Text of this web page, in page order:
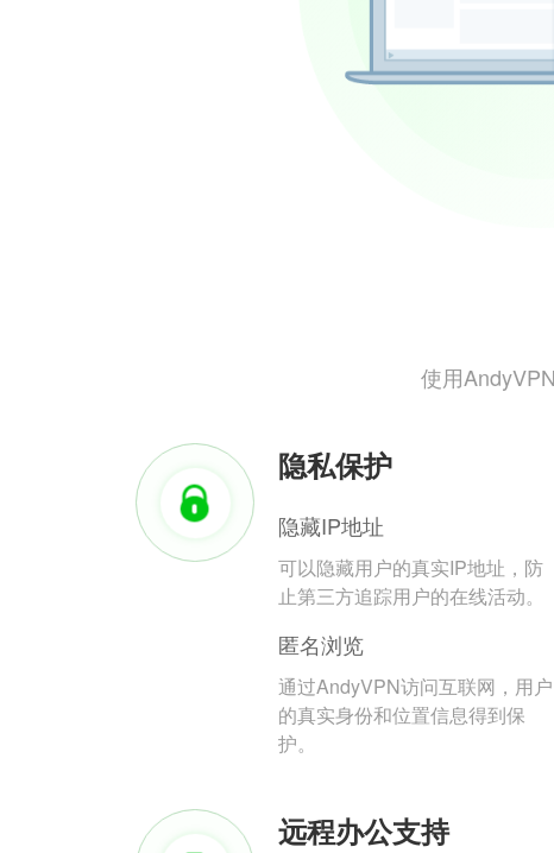
使用
隐私保护
隐藏IP地址
可以隐藏用户的真实IP地址，防
止第三方追踪用户的在线活动。
匿名浏览
通过AndyVPN访问互联网，用户
的真实身份和位置信息得到保
护。
远程办公支持